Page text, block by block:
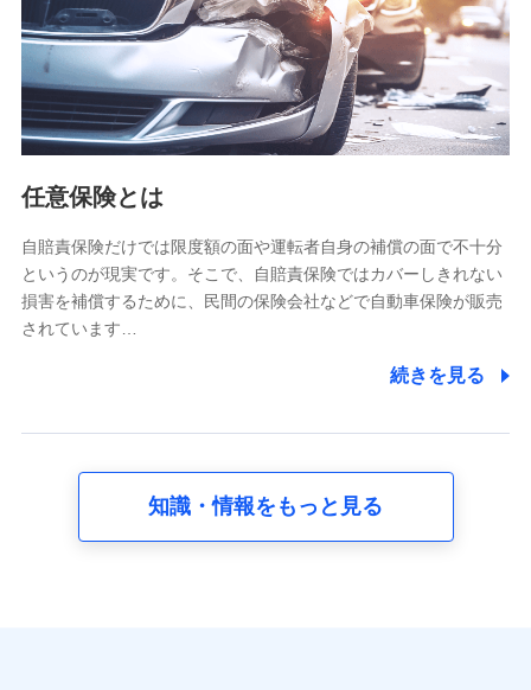
基本情報
氏名、電話番号、メールアドレス、お客さまの識別子、
属性、連絡先、dポイントサービスのご利用に関する情
報。例として、dポイントカード番号、性別、年齢、家族
構成、住所、dポイント残高、dポイント利用履歴などが
含まれます。
当社又は株式会社NTTドコモが提供する各種サービスな
又は株式会社NTTドコモが提供する各種サービスのご契
約状態・ご利用履歴インターネット利用時の行動に関す
る情報、アプリケーション利用時の行動に関する情報、
購入されたサービスや商品の名称・購入場所・決済に関
する情報、アンケートの回答に関する情報などが含まれ
の内容、保険料、保険料のお支払方法、車のメーカーや
走行距離などの情報、建物の構造や築年数などの情報、
任意保険とは
自賠責保険だけでは限度額の面や運転者自身の補償の面で不十分
というのが現実です。そこで、自賠責保険ではカバーしきれない
損害を補償するために、民間の保険会社などで自動車保険が販売
されています…
続きを見る
知識・情報をもっと見る